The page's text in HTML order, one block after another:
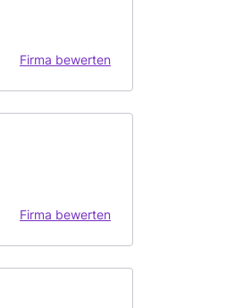
Firma bewerten
Firma bewerten